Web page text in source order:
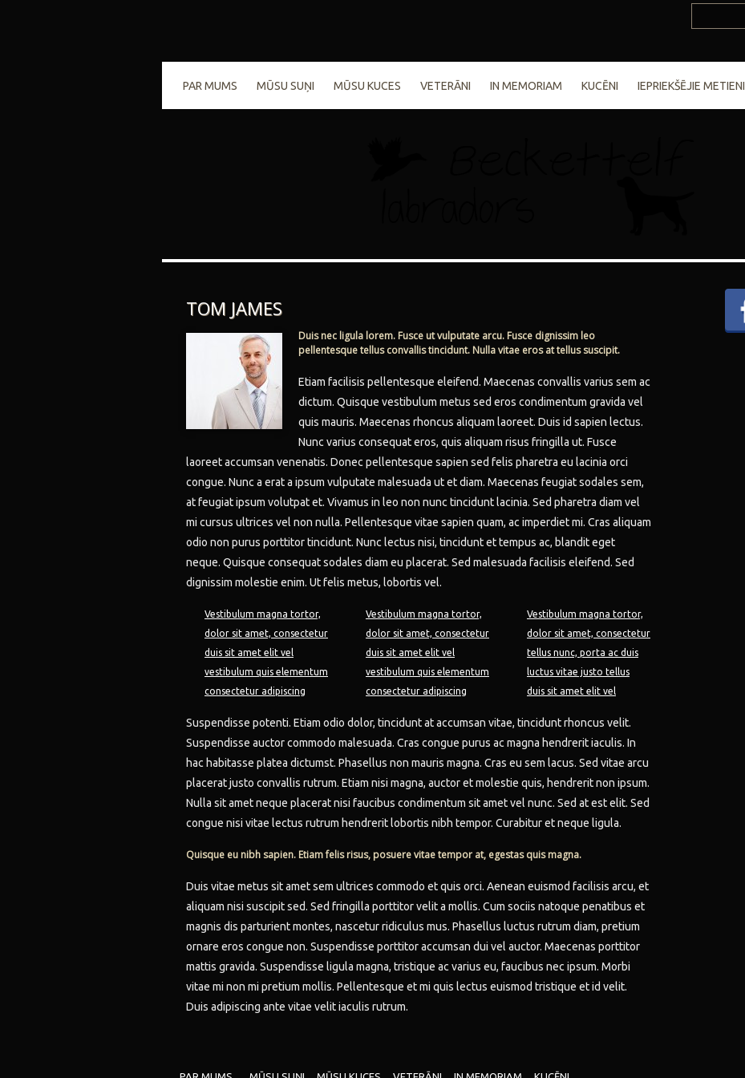
PAR MUMS MŪSU SUŅI MŪSU KUCES VETERĀNI IN MEMORIAM KUCĒNI IEPRIEKŠĒJIE METIENI
TOM JAMES
Duis nec ligula lorem. Fusce ut vulputate arcu. Fusce dignissim leo
pellentesque tellus convallis tincidunt. Nulla vitae eros at tellus suscipit.
Etiam facilisis pellentesque eleifend. Maecenas convallis varius sem ac
dictum. Quisque vestibulum metus sed eros condimentum gravida vel
quis mauris. Maecenas rhoncus aliquam laoreet. Duis id sapien lectus.
Nunc varius consequat eros, quis aliquam risus fringilla ut. Fusce
laoreet accumsan venenatis. Donec pellentesque sapien sed felis pharetra eu lacinia orci
congue. Nunc a erat a ipsum vulputate malesuada ut et diam. Maecenas feugiat sodales sem,
at feugiat ipsum volutpat et. Vivamus in leo non nunc tincidunt lacinia. Sed pharetra diam vel
mi cursus ultrices vel non nulla. Pellentesque vitae sapien quam, ac imperdiet mi. Cras aliquam
odio non purus porttitor tincidunt. Nunc lectus nisi, tincidunt et tempus ac, blandit eget
neque. Quisque consequat sodales diam eu placerat. Sed malesuada facilisis eleifend. Sed
dignissim molestie enim. Ut felis metus, lobortis vel.
Vestibulum magna tortor,
dolor sit amet, consectetur
duis sit amet elit vel
vestibulum quis elementum
consectetur adipiscing
Vestibulum magna tortor,
dolor sit amet, consectetur
duis sit amet elit vel
vestibulum quis elementum
consectetur adipiscing
Vestibulum magna tortor,
dolor sit amet, consectetur
tellus nunc, porta ac duis
luctus vitae justo tellus
duis sit amet elit vel
Suspendisse potenti. Etiam odio dolor, tincidunt at accumsan vitae, tincidunt rhoncus velit.
Suspendisse auctor commodo malesuada. Cras congue purus ac magna hendrerit iaculis. In
hac habitasse platea dictumst. Phasellus non mauris magna. Cras eu sem lacus. Sed vitae arcu
placerat justo convallis rutrum. Etiam nisi magna, auctor et molestie quis, hendrerit non ipsum.
Nulla sit amet neque placerat nisi faucibus condimentum sit amet vel nunc. Sed at est elit. Sed
congue nisi vitae lectus rutrum hendrerit lobortis nibh tempor. Curabitur et neque ligula.
Quisque eu nibh sapien. Etiam felis risus, posuere vitae tempor at, egestas quis magna.
Duis vitae metus sit amet sem ultrices commodo et quis orci. Aenean euismod facilisis arcu, et
aliquam nisi suscipit sed. Sed fringilla porttitor velit a mollis. Cum sociis natoque penatibus et
magnis dis parturient montes, nascetur ridiculus mus. Phasellus luctus rutrum diam, pretium
ornare eros congue non. Suspendisse porttitor accumsan dui vel auctor. Maecenas porttitor
mattis gravida. Suspendisse ligula magna, tristique ac varius eu, faucibus nec ipsum. Morbi
vitae mi non mi pretium mollis. Pellentesque et mi quis lectus euismod tristique et id velit.
Duis adipiscing ante vitae velit iaculis rutrum.